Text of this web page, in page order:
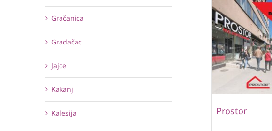
Prostor
Gračanica
Gradačac
Jajce
Kakanj
Kalesija